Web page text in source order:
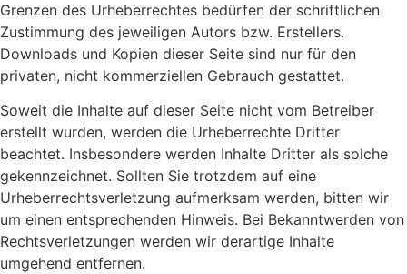
Grenzen des Urheberrechtes bedürfen der schriftlichen
Zustimmung des jeweiligen Autors bzw. Erstellers.
Downloads und Kopien dieser Seite sind nur für den
privaten, nicht kommerziellen Gebrauch gestattet.
Soweit die Inhalte auf dieser Seite nicht vom Betreiber
erstellt wurden, werden die Urheberrechte Dritter
beachtet. Insbesondere werden Inhalte Dritter als solche
gekennzeichnet. Sollten Sie trotzdem auf eine
Urheberrechtsverletzung aufmerksam werden, bitten wir
um einen entsprechenden Hinweis. Bei Bekanntwerden von
Rechtsverletzungen werden wir derartige Inhalte
umgehend entfernen.